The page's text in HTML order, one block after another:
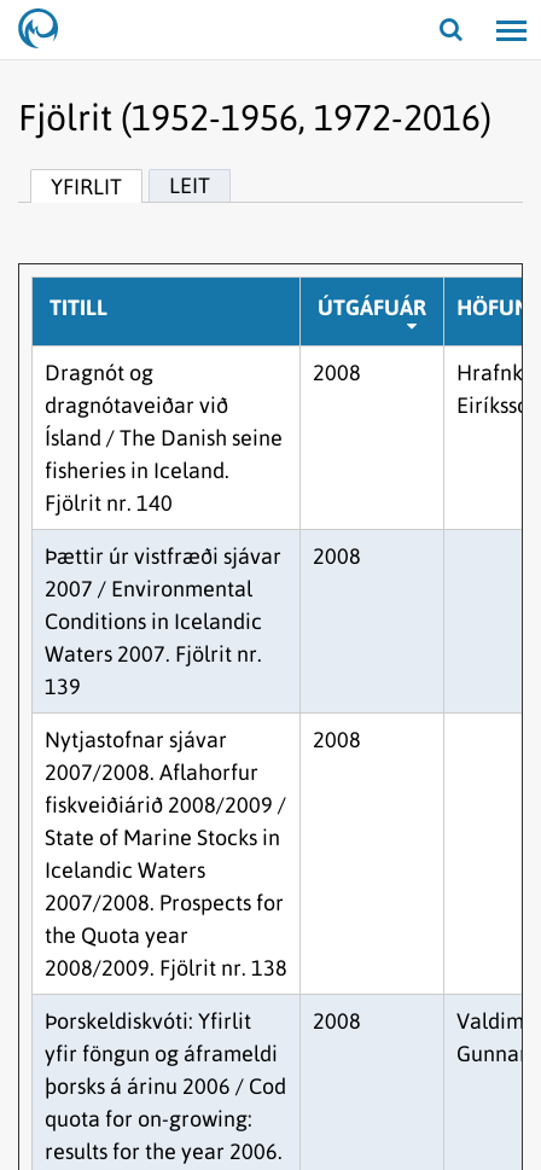
Opna/
Fjölrit (1952-1956, 1972-2016)
YFIRLIT LEIT
TITILL ÚTGÁFUÁR
Dragnót og
dragnótaveiðar við
Ísland / The Danish seine
fisheries in Iceland.
Fjölrit nr. 140
2008
Eiríksson
Þættir úr vistfræði sjávar
2007 / Environmental
Conditions in Icelandic
Waters 2007. Fjölrit nr.
139
2008
Nytjastofnar sjávar
2007/2008. Aflahorfur
fiskveiðiárið 2008/2009 /
State of Marine Stocks in
Icelandic Waters
2007/2008. Prospects for
the Quota year
2008/2009. Fjölrit nr. 138
2008
Þorskeldiskvóti: Yfirlit
yfir föngun og áframeldi
þorsks á árinu 2006 / Cod
quota for on-growing:
results for the year 2006.
2008